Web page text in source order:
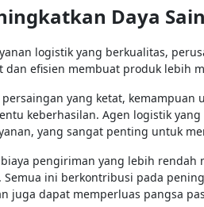
Daya
logistik yang berkualitas,
dan efisien membuat produk lebih
persaingan yang ketat,
keberhasilan. Agen logistik
yang sangat penting untuk
pengiriman yang lebih
Semua ini berkontribusi pada
juga dapat memperluas pangsa